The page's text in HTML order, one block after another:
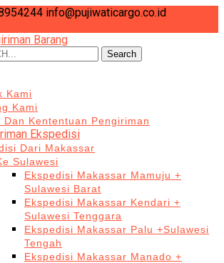
info@pujiwaticargo.co.id
Search
Kami
Kami
Dan Kententuan Pengiriman
Ekspedisi
Dari Makassar
Sulawesi
Ekspedisi Makassar Mamuju +
Sulawesi Barat
Ekspedisi Makassar Kendari +
Sulawesi Tenggara
Ekspedisi Makassar Palu +Sulawesi
Tengah
Ekspedisi Makassar Manado +